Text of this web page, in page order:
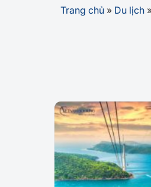
Trang chủ » Du lịch
Tour Phú Quốc khuyến